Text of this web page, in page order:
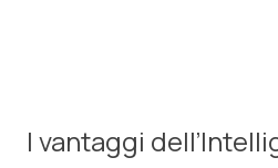
I vantaggi